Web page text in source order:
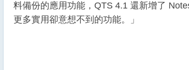
料備份的應用功能，QTS 4.1 還新增了
更多實用卻意想不到的功能。」